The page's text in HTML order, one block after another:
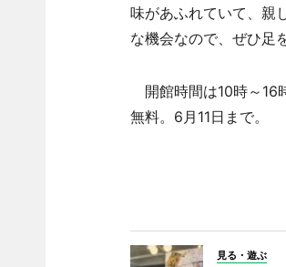
味があふれていて、親
な機会なので、ぜひ足
開館時間は10時～16
無料。6月11日まで。
見る・遊ぶ